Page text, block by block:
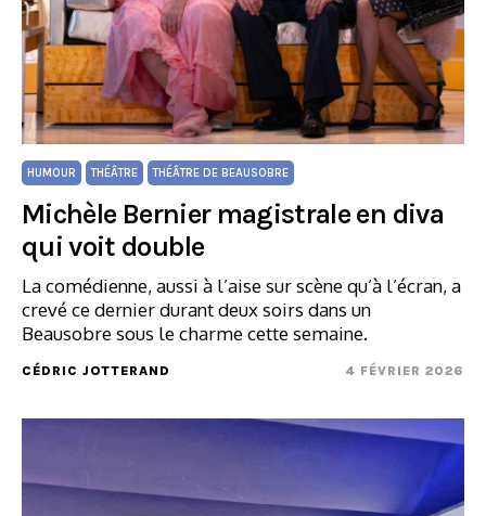
HUMOUR THÉÂTRE THÉÂTRE DE BEAUSOBRE
Michèle Bernier magistrale en diva
qui voit double
La comédienne, aussi à l’aise sur scène qu’à l’écran, a
crevé ce dernier durant deux soirs dans un
Beausobre sous le charme cette semaine.
CÉDRIC JOTTERAND 4 FÉVRIER 2026